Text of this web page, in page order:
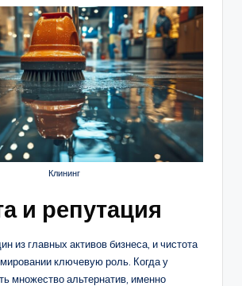
Клининг
и репутация
из главных активов бизнеса, и чистота
ключевую роль. Когда у
множество альтернатив, именно